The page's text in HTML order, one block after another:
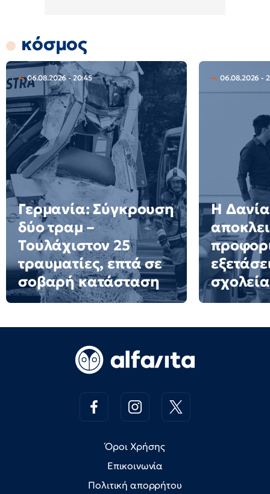
κόσμος
06.08.2026 - 20:45
Γερμανία: Σύγκρουση
δύο τραμ –
Τουλάχιστον 25
τραυματίες, επτά σε
σοβαρή κατάσταση
06.08.2026 -
Η
Όροι Χρήσης
Επικοινωνία
Πολιτική απορρήτου